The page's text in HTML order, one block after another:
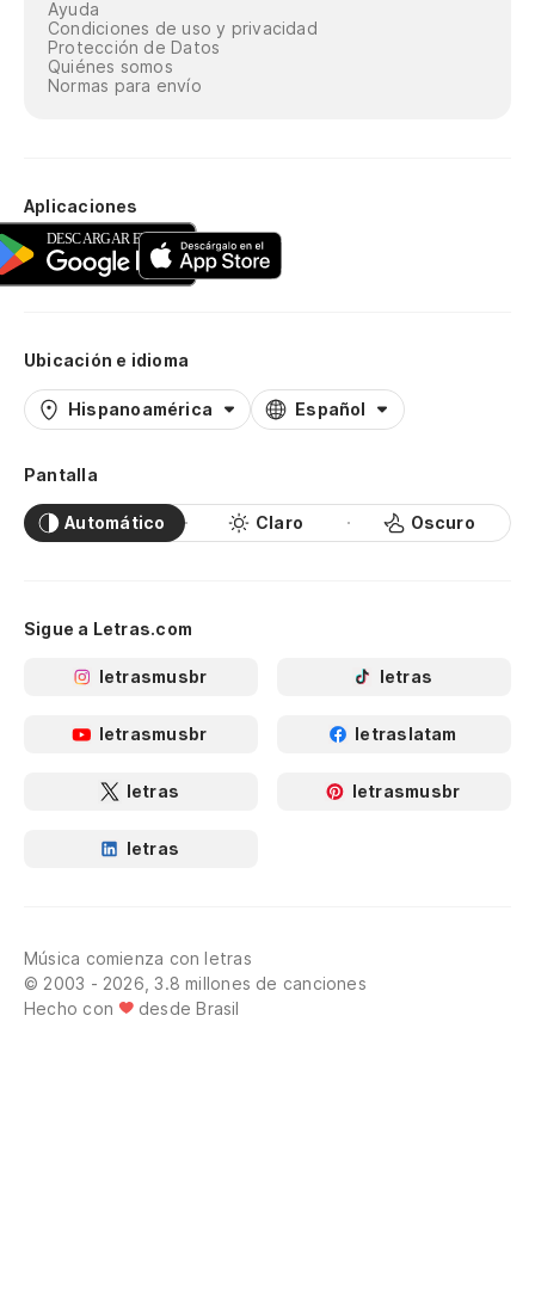
Ayuda
Condiciones de uso y privacidad
Protección de Datos
Quiénes somos
Normas para envío
Aplicaciones
Ubicación e idioma
Hispanoamérica Español
Pantalla
Automático Claro Oscuro
Sigue a Letras.com
letrasmusbr letras
letrasmusbr letraslatam
letras letrasmusbr
letras
Música comienza con letras
© 2003 - 2026, 3.8 millones de canciones
Hecho con
desde Brasil